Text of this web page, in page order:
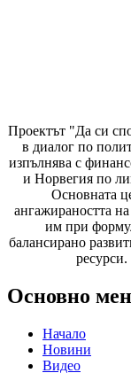
Проектът "Да си
в диалог по
изпълнява с
и Норвегия по
Основната
ангажираността
им при
балансирано
ресурси.
Основно
Начало
Новини
Видео